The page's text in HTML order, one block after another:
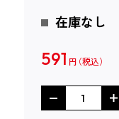
在庫なし
591 円